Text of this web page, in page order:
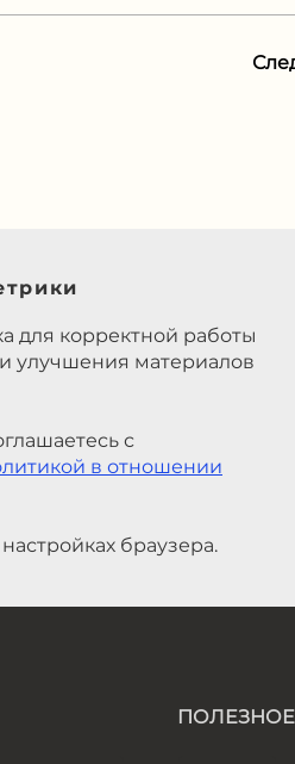
для корректной работы
улучшения материалов
с
в отношении
браузера.
ПОЛЕЗНОЕ